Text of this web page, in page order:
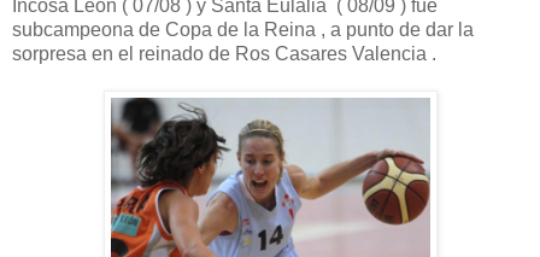
Incosa León ( 07/08 ) y Santa Eulalia ( 08/09 ) fue
subcampeona de Copa de la Reina , a punto de dar la
sorpresa en el reinado de Ros Casares Valencia .